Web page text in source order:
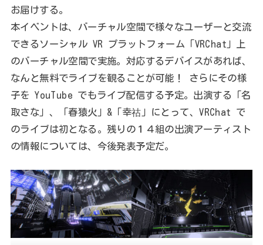
お届けする。
本イベントは、バーチャル空間で様々なユーザーと交流
できるソーシャル VR プラットフォーム「VRChat」上
のバーチャル空間で実施。対応するデバイスがあれば、
なんと無料でライブを観ることが可能！ さらにその様
子を YouTube でもライブ配信する予定。出演する「名
取さな」、「春猿火」&「幸祜」にとって、VRChat で
のライブは初となる。残りの１４組の出演アーティスト
の情報については、今後発表予定だ。